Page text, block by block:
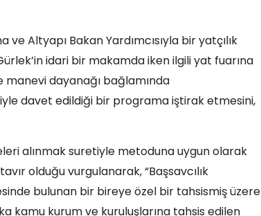
ve Altyapı Bakan Yardımcısıyla bir yatçılık
Gürlek’in idari bir makamda iken ilgili yat fuarına
dayanağı bağlamında
davet edildiği bir programa iştirak etmesini,
alınmak suretiyle metoduna uygun olarak
olduğu vurgulanarak, “Başsavcılık
bulunan bir bireye özel bir tahsismiş üzere
kamu kurum ve kuruluşlarına tahsis edilen